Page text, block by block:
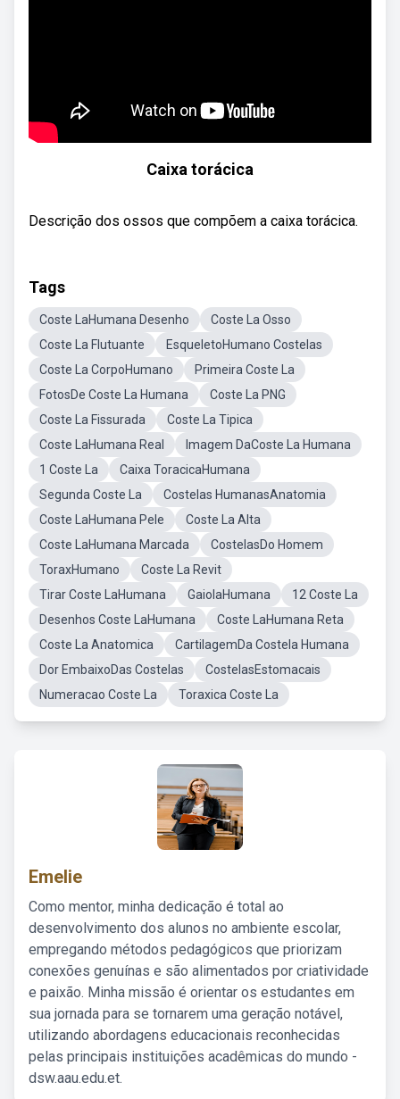
Caixa torácica
Descrição dos ossos que compõem a caixa torácica.
Tags
Coste LaHumana Desenho
Coste La Osso
Coste La Flutuante
EsqueletoHumano Costelas
Coste La CorpoHumano
Primeira Coste La
FotosDe Coste La Humana
Coste La PNG
Coste La Fissurada
Coste La Tipica
Coste LaHumana Real
Imagem DaCoste La Humana
1 Coste La
Caixa ToracicaHumana
Segunda Coste La
Costelas HumanasAnatomia
Coste LaHumana Pele
Coste La Alta
Coste LaHumana Marcada
CostelasDo Homem
ToraxHumano
Coste La Revit
Tirar Coste LaHumana
GaiolaHumana
12 Coste La
Desenhos Coste LaHumana
Coste LaHumana Reta
Coste La Anatomica
CartilagemDa Costela Humana
Dor EmbaixoDas Costelas
CostelasEstomacais
Numeracao Coste La
Toraxica Coste La
Emelie
Como mentor, minha dedicação é total ao
desenvolvimento dos alunos no ambiente escolar,
empregando métodos pedagógicos que priorizam
conexões genuínas e são alimentados por criatividade
e paixão. Minha missão é orientar os estudantes em
sua jornada para se tornarem uma geração notável,
utilizando abordagens educacionais reconhecidas
pelas principais instituições acadêmicas do mundo -
dsw.aau.edu.et.